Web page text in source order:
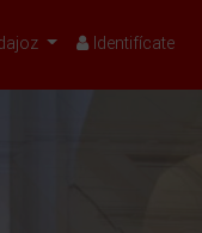
Identifícate